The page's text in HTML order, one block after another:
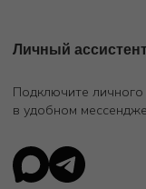
Личный
Подключите
в удобном